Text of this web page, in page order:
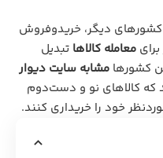
کشورهای دیگر، خریدوفروش
معامله کالاها تبدیل
کشورها مشابه سایت دیوار
که کالاهای نو و دست‌دوم
خود را خریداری کنند.